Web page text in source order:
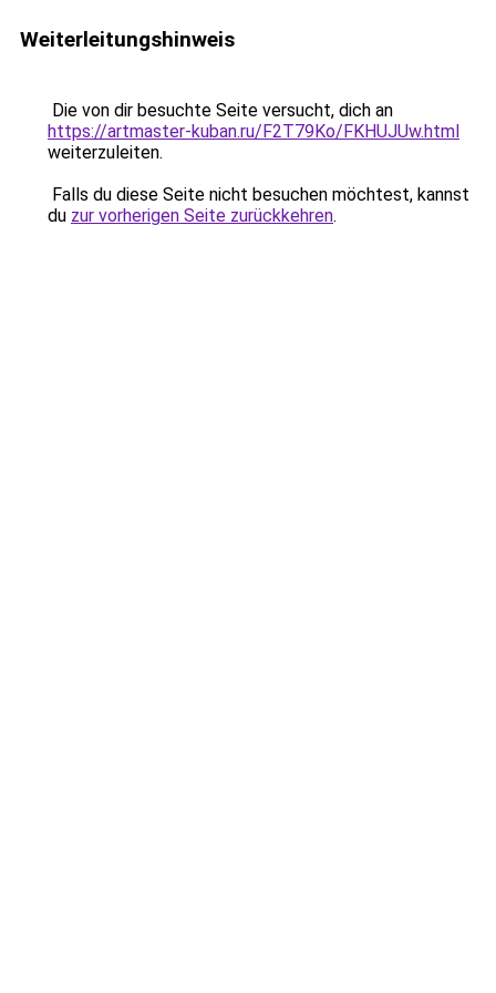
Weiterleitungshinweis
Die von dir besuchte Seite versucht, dich an
https://artmaster-kuban.ru/F2T79Ko/FKHUJUw.html
weiterzuleiten.
Falls du diese Seite nicht besuchen möchtest, kannst
du zur vorherigen Seite zurückkehren.